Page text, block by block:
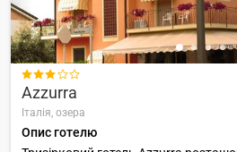

Azzurra
Італія, озера
Опис готелю